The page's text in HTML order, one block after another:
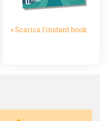
» Scarica l'instant book